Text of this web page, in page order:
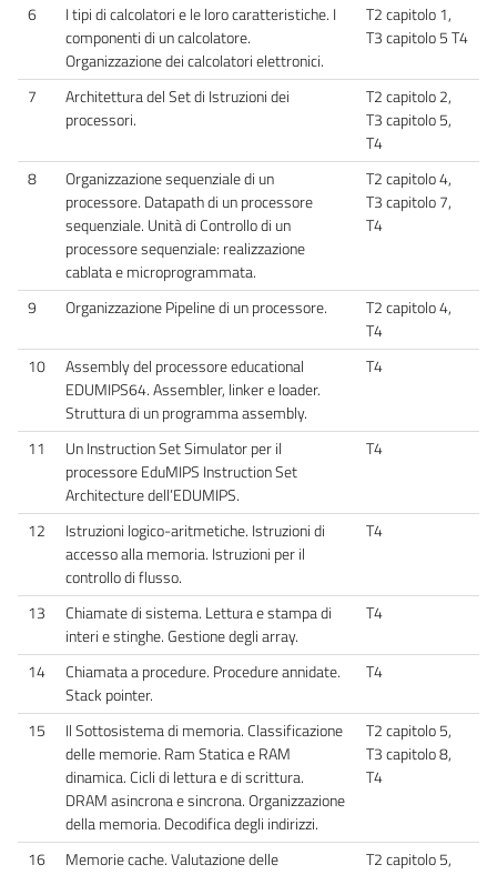
6
I tipi di calcolatori e le loro caratteristiche. I
componenti di un calcolatore.
Organizzazione dei calcolatori elettronici.
T2 capitolo 1,
T3 capitolo 5 T4
7
Architettura del Set di Istruzioni dei
processori.
T2 capitolo 2,
T3 capitolo 5,
T4
8
Organizzazione sequenziale di un
processore. Datapath di un processore
sequenziale. Unità di Controllo di un
processore sequenziale: realizzazione
cablata e microprogrammata.
T2 capitolo 4,
T3 capitolo 7,
T4
9 Organizzazione Pipeline di un processore.
T2 capitolo 4,
T4
10
Assembly del processore educational
EDUMIPS64. Assembler, linker e loader.
Struttura di un programma assembly.
T4
11
Un Instruction Set Simulator per il
processore EduMIPS Instruction Set
Architecture dell’EDUMIPS.
T4
12
Istruzioni logico-aritmetiche. Istruzioni di
accesso alla memoria. Istruzioni per il
controllo di flusso.
T4
13
Chiamate di sistema. Lettura e stampa di
interi e stinghe. Gestione degli array.
T4
14
Chiamata a procedure. Procedure annidate.
Stack pointer.
T4
15
Il Sottosistema di memoria. Classificazione
delle memorie. Ram Statica e RAM
dinamica. Cicli di lettura e di scrittura.
DRAM asincrona e sincrona. Organizzazione
della memoria. Decodifica degli indirizzi.
T2 capitolo 5,
T3 capitolo 8,
T4
16
Memorie cache. Valutazione delle
T2 capitolo 5,